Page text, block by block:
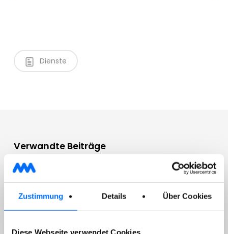
Zustimmung Details Über Cookies
Diese Webseite verwendet Cookies
Dienste
Verwandte Beiträge